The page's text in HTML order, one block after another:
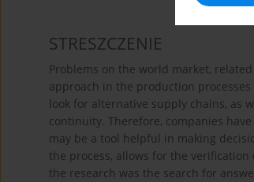
STRESZCZENIE
Problems on the world market,
approach in the production
look for alternative supply chains, as
continuity. Therefore, companies
may be a tool helpful in making
the process, allows for the
the research was the search for